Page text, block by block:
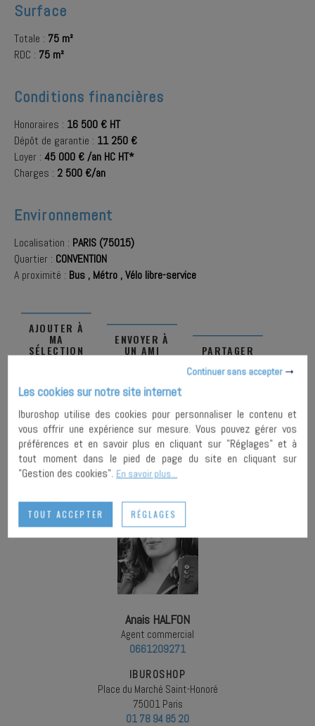
Surface
Totale : 75 m²
RDC : 75 m²
Conditions financières
Honoraires : 16 500 € HT
Dépôt de garantie : 11 250 €
Loyer : 45 000 € /an HC HT*
Charges : 2 500 €/an
Environnement
Localisation : PARIS (75015)
Quartier : CONVENTION
A proximité : Bus , Métro ,Vélo libre-service
AJOUTER À
MA
SÉLECTION
ENVOYER À
UN AMI PARTAGER
IMPRIMER
Anais HALFON
Agent commercial
0661209271
IBUROSHOP
Place du Marché Saint-Honoré
75001 Paris
01 78 94 85 20
Continuer sans accepter
Les cookies sur notre site internet
Iburoshop utilise des cookies pour personnaliser le contenu et
vous offrir une expérience sur mesure. Vous pouvez gérer vos
préférences et en savoir plus en cliquant sur "Réglages" et à
tout moment dans le pied de page du site en cliquant sur
"Gestion des cookies". En savoir plus...
TOUT ACCEPTER RÉGLAGES